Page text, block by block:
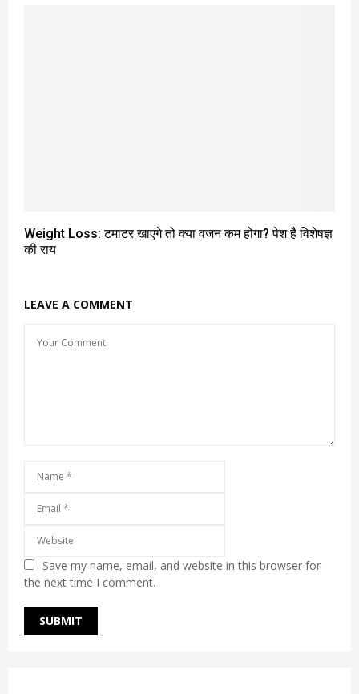
Weight Loss: टमाटर खाएंगे तो क्या वजन कम होगा? पेश है विशेषज्ञ
की राय
LEAVE A COMMENT
Save my name, email, and website in this browser for
the next time I comment.